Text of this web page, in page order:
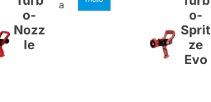
o-
Nozz
le
a
o-
Sprit
ze
Evo